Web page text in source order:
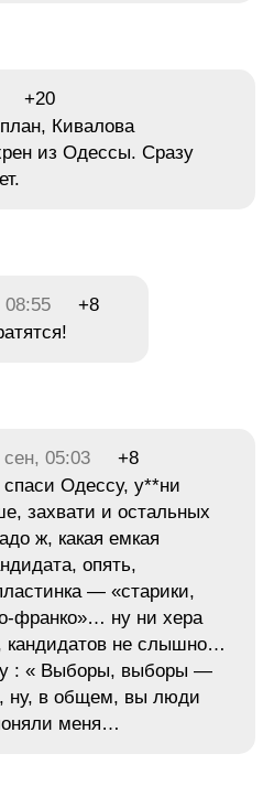
+20
Кивалова
из Одессы. Сразу
08:55
+8
сен, 05:03
+8
Одессу, у**ни
захвати и остальных
ж, какая емкая
опять,
— «старики,
франко»… ну ни хера
кандидатов не слышно…
: « Выборы, выборы —
ну, в общем, вы люди
меня…